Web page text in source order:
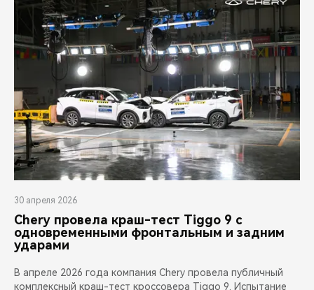
30 апреля 2026
Chery провела краш-тест Tiggo 9 с
одновременными фронтальным и задним
ударами
В апреле 2026 года компания Chery провела публичный
комплексный краш-тест кроссовера Tiggo 9. Испытание